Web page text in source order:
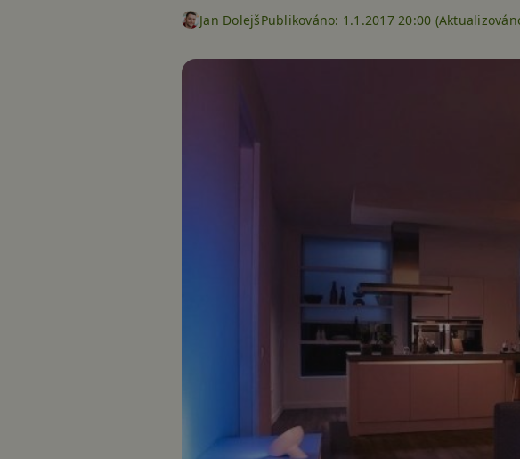
Jan DolejšPublikováno: 1.1.2017 20:00 (